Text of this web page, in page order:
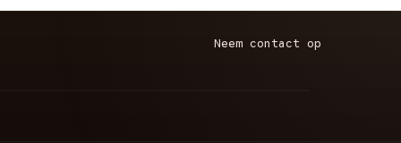
Neem contact op